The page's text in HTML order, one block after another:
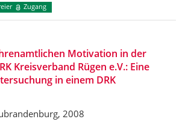
Zugang
Motivation in der
Kreisverband Rügen e.V.: Eine
in einem DRK
2008